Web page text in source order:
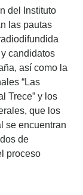
del Instituto
las pautas
candidatos
así como la
“Las
Trece” y los
que los
se encuentran
de
proceso